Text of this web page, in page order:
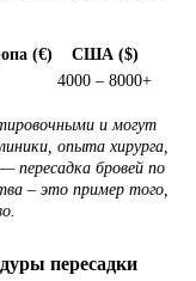
(€)
США ($)
4000 – 8000+
и могут
опыта хирурга,
пересадка бровей по
– это пример того,
пересадки